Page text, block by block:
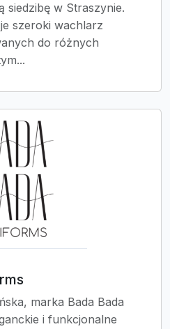
siedzibę w Straszynie.
szeroki wachlarz
do różnych
marka Bada Bada
i funkcjonalne